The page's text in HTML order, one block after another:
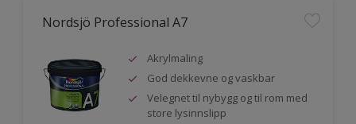
Nordsjö Professional A7
Akrylmaling
God dekkevne og vaskbar
Velegnet til nybygg og til rom med
store lysinnslipp